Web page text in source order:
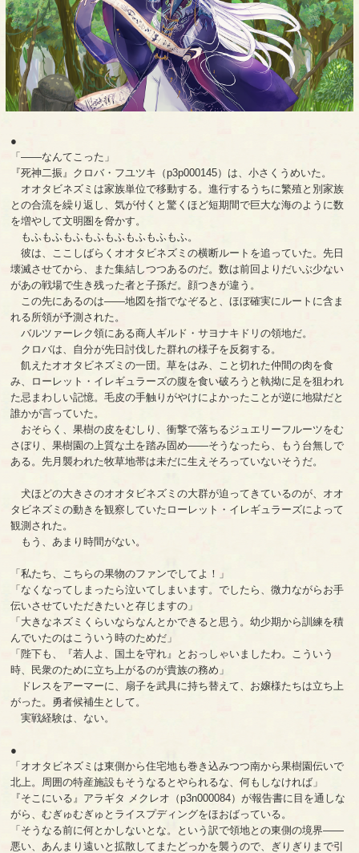
●
「――なんてこった」
『死神二振』クロバ・フユツキ（p3p000145）は、小さくうめいた。
オオタビネズミは家族単位で移動する。進行するうちに繁殖と別家族
との合流を繰り返し、気が付くと驚くほど短期間で巨大な海のように数
を増やして文明圏を脅かす。
もふもふもふもふもふもふもふもふ。
彼は、ここしばらくオオタビネズミの横断ルートを追っていた。先日
壊滅させてから、また集結しつつあるのだ。数は前回よりだいぶ少ない
があの戦場で生き残った者と子孫だ。顔つきが違う。
この先にあるのは――地図を指でなぞると、ほぼ確実にルートに含ま
れる所領が予測された。
バルツァーレク領にある商人ギルド・サヨナキドリの領地だ。
クロバは、自分が先日討伐した群れの様子を反芻する。
飢えたオオタビネズミの一団。草をはみ、こと切れた仲間の肉を食
み、ローレット・イレギュラーズの腹を食い破ろうと執拗に足を狙われ
た忌まわしい記憶。毛皮の手触りがやけによかったことが逆に地獄だと
誰かが言っていた。
おそらく、果樹の皮をむしり、衝撃で落ちるジュエリーフルーツをむ
さぼり、果樹園の上質な土を踏み固め――そうなったら、もう台無しで
ある。先月襲われた牧草地帯は未だに生えそろっていないそうだ。
犬ほどの大きさのオオタビネズミの大群が迫ってきているのが、オオ
タビネズミの動きを観察していたローレット・イレギュラーズによって
観測された。
もう、あまり時間がない。
「私たち、こちらの果物のファンでしてよ！」
「なくなってしまったら泣いてしまいます。でしたら、微力ながらお手
伝いさせていただきたいと存じますの」
「大きなネズミくらいならなんとかできると思う。幼少期から訓練を積
んでいたのはこういう時のためだ」
「陛下も、『若人よ、国土を守れ』とおっしゃいましたわ。こういう
時、民衆のために立ち上がるのが貴族の務め」
ドレスをアーマーに、扇子を武具に持ち替えて、お嬢様たちは立ち上
がった。勇者候補生として。
実戦経験は、ない。
●
「オオタビネズミは東側から住宅地も巻き込みつつ南から果樹園伝いで
北上。周囲の特産施設もそうなるとやられるな、何もしなければ」
『そこにいる』アラギタ メクレオ（p3n000084）が報告書に目を通しな
がら、むぎゅむぎゅとライスプディングをほおばっている。
「そうなる前に何とかしないとな。という訳で領地との東側の境界――
悪い、あんまり遠いと拡散してまたどっかを襲うので、ぎりぎりまで引